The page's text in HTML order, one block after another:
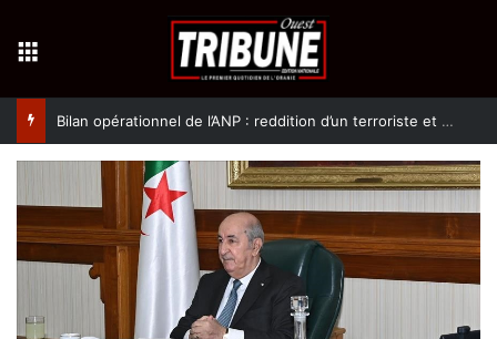
Bilan opérationnel de l’ANP : reddition d’un terroriste et arrestation de 10 éléments de soutien aux groupes terroristes